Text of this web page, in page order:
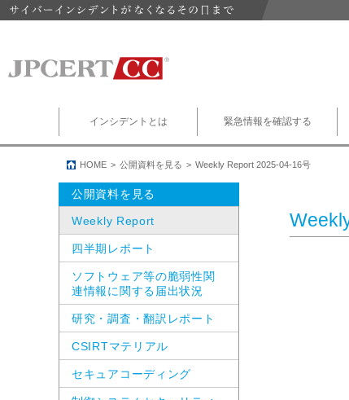
インシデントとは 緊急情報を確認する
HOME 公開資料を見る Weekly Report 2025-04-16号
公開資料を見る
Weekly Report
四半期レポート
ソフトウェア等の脆弱性関
連情報に関する届出状況
研究・調査・翻訳レポート
CSIRTマテリアル
セキュアコーディング